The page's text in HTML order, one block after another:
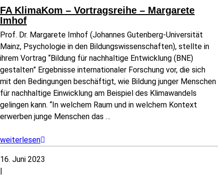
FA KlimaKom – Vortragsreihe – Margarete
Imhof
Prof. Dr. Margarete Imhof (Johannes Gutenberg-Universität
Mainz, Psychologie in den Bildungswissenschaften), stellte in
ihrem Vortrag “Bildung für nachhaltige Entwicklung (BNE)
gestalten” Ergebnisse internationaler Forschung vor, die sich
mit den Bedingungen beschäftigt, wie Bildung junger Menschen
für nachhaltige Einwicklung am Beispiel des Klimawandels
gelingen kann. “In welchem Raum und in welchem Kontext
erwerben junge Menschen das …
weiterlesen
16. Juni 2023
|